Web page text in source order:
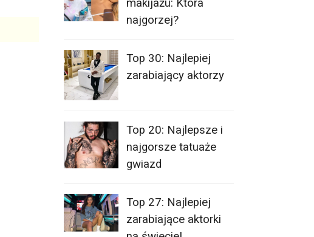
makijażu: Która
najgorzej?
Top 30: Najlepiej
zarabiający aktorzy
Top 20: Najlepsze i
najgorsze tatuaże
gwiazd
Top 27: Najlepiej
zarabiające aktorki